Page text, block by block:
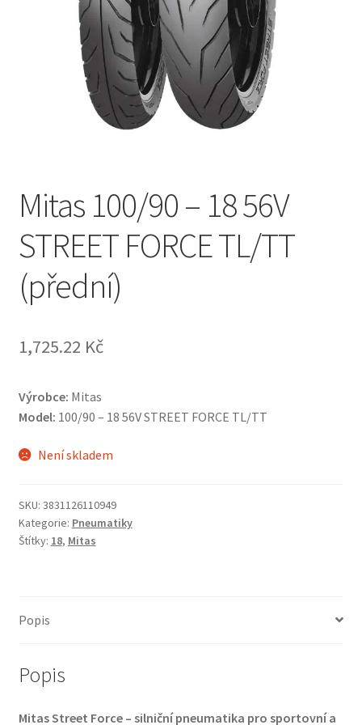
Mitas 100/90 – 18 56V
STREET FORCE TL/TT
(přední)
1,725.22 Kč
Výrobce: Mitas
Model: 100/90 – 18 56V STREET FORCE TL/TT
Není skladem
SKU: 3831126110949
Kategorie: Pneumatiky
Štítky: 18, Mitas
Popis
Popis
Mitas Street Force – silniční pneumatika pro sportovní a